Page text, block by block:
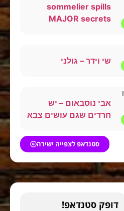
sommelier spills
MAJOR secrets
שי וידר – גולני
אבי נוסבאום – יש
חרדים שגם עושים צבא
סטנדאפ לצפייה ישירה
דופק סטנדאפ!